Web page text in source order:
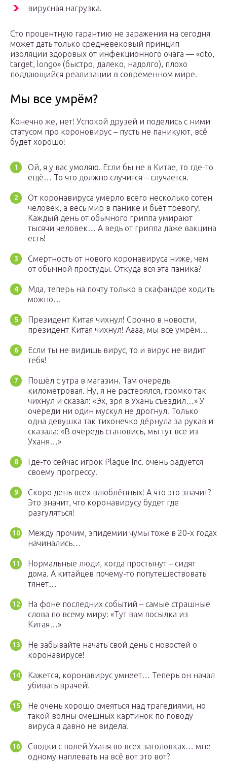
вирусная нагрузка.
Сто процентную гарантию не заражения на сегодня
может дать только средневековый принцип
изоляции здоровых от инфекционного очага — «cito,
target, longo» (быстро, далеко, надолго), плохо
поддающийся реализации в современном мире.
Мы все умрём?
Конечно же, нет! Успокой друзей и поделись с ними
статусом про короновирус – пусть не паникуют, всё
будет хорошо!
Ой, я у вас умоляю. Если бы не в Китае, то где-то
ещё… То что должно случится – случается.
От коронавируса умерло всего несколько сотен
человек, а весь мир в панике и бьёт тревогу!
Каждый день от обычного гриппа умирают
тысячи человек… А ведь от гриппа даже вакцина
есть!
Смертность от нового коронавируса ниже, чем
от обычной простуды. Откуда вся эта паника?
Мда, теперь на почту только в скафандре ходить
можно…
Президент Китая чихнул! Срочно в новости,
президент Китая чихнул! Аааа, мы все умрём…
Если ты не видишь вирус, то и вирус не видит
тебя!
Пошёл с утра в магазин. Там очередь
километровая. Ну, я не растерялся, громко так
чихнул и сказал: «Эх, зря в Ухань съездил…» У
очереди ни один мускул не дрогнул. Только
одна девушка так тихонечко дёрнула за рукав и
сказала: «В очередь становись, мы тут все из
Уханя…»
Где-то сейчас игрок Plague Inc. очень радуется
своему прогрессу!
Скоро день всех влюблённых! А что это значит?
Это значит, что коронавирусу будет где
разгуляться!
Между прочим, эпидемии чумы тоже в 20-х годах
начинались…
Нормальные люди, когда простынут – сидят
дома. А китайцев почему-то попутешествовать
тянет…
На фоне последних событий – самые страшные
слова по всему миру: «Тут вам посылка из
Китая…»
Не забывайте начать свой день с новостей о
коронавирусе!
Кажется, коронавирус умнеет… Теперь он начал
убивать врачей!
Не очень хорошо смеяться над трагедиями, но
такой волны смешных картинок по поводу
вируса я давно не видела!
Сводки с полей Уханя во всех заголовках… мне
одному наплевать на всё вот это вот?